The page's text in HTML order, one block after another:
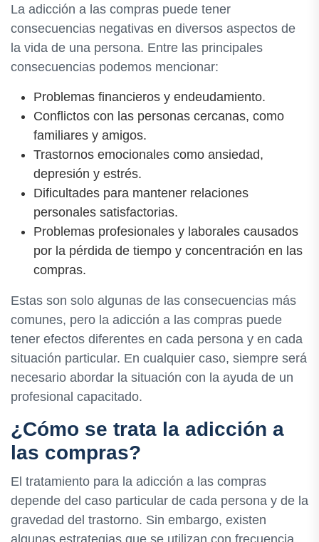
La adicción a las compras puede tener
consecuencias negativas en diversos aspectos de
la vida de una persona. Entre las principales
consecuencias podemos mencionar:
Problemas financieros y endeudamiento.
Conflictos con las personas cercanas, como
familiares y amigos.
Trastornos emocionales como ansiedad,
depresión y estrés.
Dificultades para mantener relaciones
personales satisfactorias.
Problemas profesionales y laborales causados
por la pérdida de tiempo y concentración en las
compras.
Estas son solo algunas de las consecuencias más
comunes, pero la adicción a las compras puede
tener efectos diferentes en cada persona y en cada
situación particular. En cualquier caso, siempre será
necesario abordar la situación con la ayuda de un
profesional capacitado.
¿Cómo se trata la adicción a
las compras?
El tratamiento para la adicción a las compras
depende del caso particular de cada persona y de la
gravedad del trastorno. Sin embargo, existen
algunas estrategias que se utilizan con frecuencia